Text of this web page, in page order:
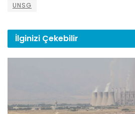
UNSG
İlginizi Çekebilir